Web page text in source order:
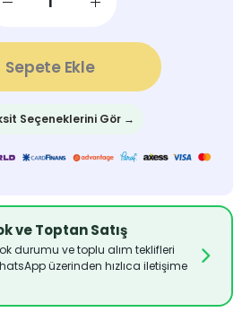
Sepete Ekle
Seçeneklerini Gör →
ve Toptan Satış
durumu ve toplu alım teklifleri
üzerinden hızlıca iletişime